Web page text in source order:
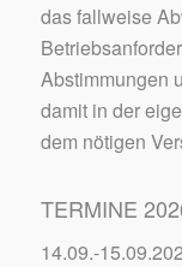
das fallweise
Abstimmungen
damit in der
dem nötigen
TERMINE
14.09.-